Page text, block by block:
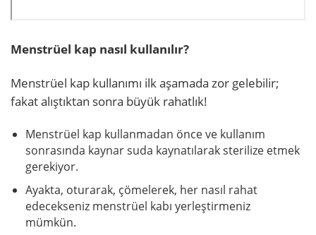
Menstrüel kap nasıl kullanılır?
Menstrüel kap kullanımı ilk aşamada zor gelebilir;
fakat alıştıktan sonra büyük rahatlık!
Menstrüel kap kullanmadan önce ve kullanım
sonrasında kaynar suda kaynatılarak sterilize etmek
gerekiyor.
Ayakta, oturarak, çömelerek, her nasıl rahat
edecekseniz menstrüel kabı yerleştirmeniz
mümkün.